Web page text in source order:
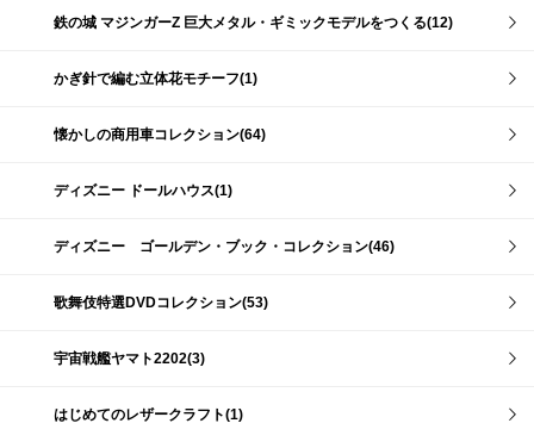
鉄の城 マジンガーZ 巨大メタル・ギミックモデルをつくる(12)
かぎ針で編む立体花モチーフ(1)
懐かしの商用車コレクション(64)
ディズニー ドールハウス(1)
ディズニー ゴールデン・ブック・コレクション(46)
歌舞伎特選DVDコレクション(53)
宇宙戦艦ヤマト2202(3)
はじめてのレザークラフト(1)